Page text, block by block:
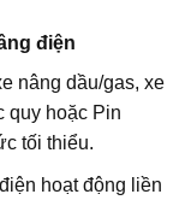
điện
nâng dầu/gas, xe
quy hoặc Pin
tối thiểu.
hoạt động liền